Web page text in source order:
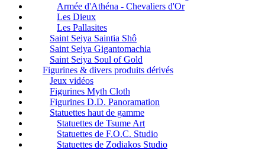
Armée d'Athéna - Chevaliers d'Or
Les Dieux
Les Pallasites
Saint Seiya Saintia Shô
Saint Seiya Gigantomachia
Saint Seiya Soul of Gold
Figurines & divers produits dérivés
Jeux vidéos
Figurines Myth Cloth
Figurines D.D. Panoramation
Statuettes haut de gamme
Statuettes de Tsume Art
Statuettes de F.O.C. Studio
Statuettes de Zodiakos Studio